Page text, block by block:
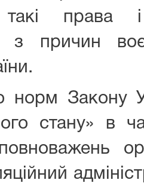
права і
з причин
норм Закону
стану» в